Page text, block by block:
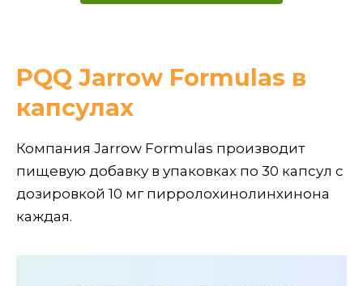
PQQ Jarrow Formulas в
капсулах
Компания Jarrow Formulas производит
пищевую добавку в упаковках по 30 капсул с
дозировкой 10 мг пирролохинолинхинона
каждая.